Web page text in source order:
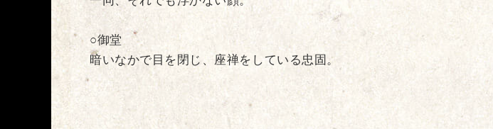
○御堂
暗いなかで目を閉じ、座禅をしている忠固。